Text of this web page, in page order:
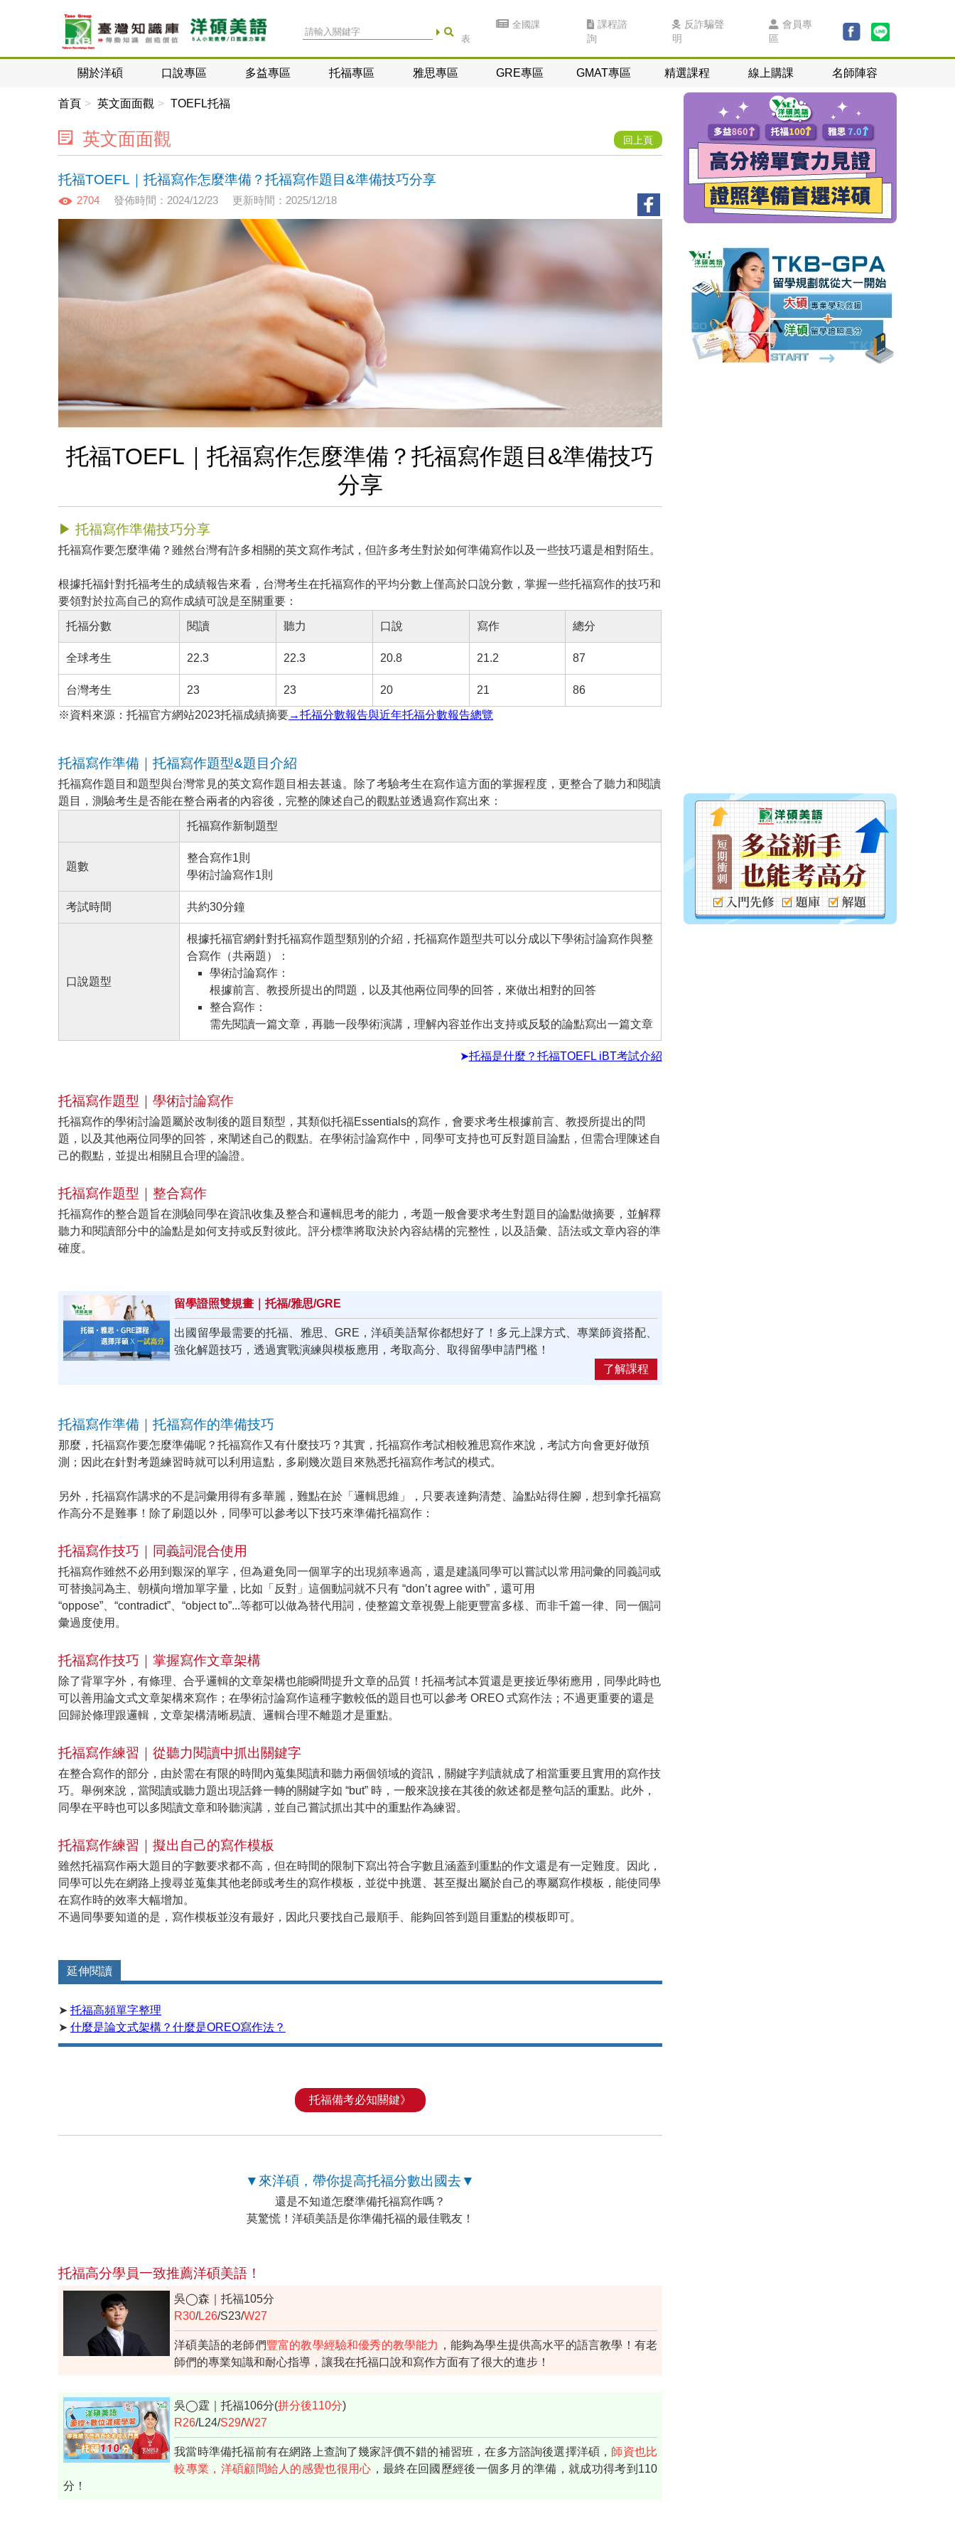
全國課
表
課程諮
詢
反詐騙聲
明
會員專
區
關於洋碩 口說專區 多益專區 托福專區 雅思專區 GRE專區 GMAT專區 精選課程 線上購課 名師陣容
首頁 英文面面觀 TOEFL托福
英文面面觀 回上頁
托福TOEFL｜托福寫作怎麼準備？托福寫作題目&準備技巧分享
2704 發佈時間：2024/12/23 更新時間：2025/12/18
托福TOEFL｜托福寫作怎麼準備？托福寫作題目&準備技巧
分享
▶ 托福寫作準備技巧分享
托福寫作要怎麼準備？雖然台灣有許多相關的英文寫作考試，但許多考生對於如何準備寫作以及一些技巧還是相對陌生。
根據托福針對托福考生的成績報告來看，台灣考生在托福寫作的平均分數上僅高於口說分數，掌握一些托福寫作的技巧和
要領對於拉高自己的寫作成績可說是至關重要：
托福分數 閱讀 聽力 口說 寫作 總分
全球考生 22.3 22.3 20.8 21.2 87
台灣考生 23 23 20 21 86
※資料來源：托福官方網站2023托福成績摘要→托福分數報告與近年托福分數報告總覽
托福寫作準備｜托福寫作題型&題目介紹
托福寫作題目和題型與台灣常見的英文寫作題目相去甚遠。除了考驗考生在寫作這方面的掌握程度，更整合了聽力和閱讀
題目，測驗考生是否能在整合兩者的內容後，完整的陳述自己的觀點並透過寫作寫出來：
托福寫作新制題型
題數
整合寫作1則
學術討論寫作1則
考試時間 共約30分鐘
口說題型
根據托福官網針對托福寫作題型類別的介紹，托福寫作題型共可以分成以下學術討論寫作與整
合寫作（共兩題）：
學術討論寫作：
根據前言、教授所提出的問題，以及其他兩位同學的回答，來做出相對的回答
整合寫作：
需先閱讀一篇文章，再聽一段學術演講，理解內容並作出支持或反駁的論點寫出一篇文章
➤托福是什麼？托福TOEFL iBT考試介紹
托福寫作題型｜學術討論寫作
托福寫作的學術討論題屬於改制後的題目類型，其類似托福Essentials的寫作，會要求考生根據前言、教授所提出的問
題，以及其他兩位同學的回答，來闡述自己的觀點。在學術討論寫作中，同學可支持也可反對題目論點，但需合理陳述自
己的觀點，並提出相關且合理的論證。
托福寫作題型｜整合寫作
托福寫作的整合題旨在測驗同學在資訊收集及整合和邏輯思考的能力，考題一般會要求考生對題目的論點做摘要，並解釋
聽力和閱讀部分中的論點是如何支持或反對彼此。評分標準將取決於內容結構的完整性，以及語彙、語法或文章內容的準
確度。
留學證照雙規畫｜托福/雅思/GRE
出國留學最需要的托福、雅思、GRE，洋碩美語幫你都想好了！多元上課方式、專業師資搭配、
強化解題技巧，透過實戰演練與模板應用，考取高分、取得留學申請門檻！
了解課程
托福寫作準備｜托福寫作的準備技巧
那麼，托福寫作要怎麼準備呢？托福寫作又有什麼技巧？其實，托福寫作考試相較雅思寫作來說，考試方向會更好做預
測；因此在針對考題練習時就可以利用這點，多刷幾次題目來熟悉托福寫作考試的模式。
另外，托福寫作講求的不是詞彙用得有多華麗，難點在於「邏輯思維」，只要表達夠清楚、論點站得住腳，想到拿托福寫
作高分不是難事！除了刷題以外，同學可以參考以下技巧來準備托福寫作：
托福寫作技巧｜同義詞混合使用
托福寫作雖然不必用到艱深的單字，但為避免同一個單字的出現頻率過高，還是建議同學可以嘗試以常用詞彙的同義詞或
可替換詞為主、朝橫向增加單字量，比如「反對」這個動詞就不只有 “don’t agree with”，還可用
“oppose”、“contradict”、“object to”...等都可以做為替代用詞，使整篇文章視覺上能更豐富多樣、而非千篇一律、同一個詞
彙過度使用。
托福寫作技巧｜掌握寫作文章架構
除了背單字外，有條理、合乎邏輯的文章架構也能瞬間提升文章的品質！托福考試本質還是更接近學術應用，同學此時也
可以善用論文式文章架構來寫作；在學術討論寫作這種字數較低的題目也可以參考 OREO 式寫作法；不過更重要的還是
回歸於條理跟邏輯，文章架構清晰易讀、邏輯合理不離題才是重點。
托福寫作練習｜從聽力閱讀中抓出關鍵字
在整合寫作的部分，由於需在有限的時間內蒐集閱讀和聽力兩個領域的資訊，關鍵字判讀就成了相當重要且實用的寫作技
巧。舉例來說，當閱讀或聽力題出現話鋒一轉的關鍵字如 “but” 時，一般來說接在其後的敘述都是整句話的重點。此外，
同學在平時也可以多閱讀文章和聆聽演講，並自己嘗試抓出其中的重點作為練習。
托福寫作練習｜擬出自己的寫作模板
雖然托福寫作兩大題目的字數要求都不高，但在時間的限制下寫出符合字數且涵蓋到重點的作文還是有一定難度。因此，
同學可以先在網路上搜尋並蒐集其他老師或考生的寫作模板，並從中挑選、甚至擬出屬於自己的專屬寫作模板，能使同學
在寫作時的效率大幅增加。
不過同學要知道的是，寫作模板並沒有最好，因此只要找自己最順手、能夠回答到題目重點的模板即可。
延伸閱讀
➤ 托福高頻單字整理
➤ 什麼是論文式架構？什麼是OREO寫作法？
托福備考必知關鍵》
▼來洋碩，帶你提高托福分數出國去▼
還是不知道怎麼準備托福寫作嗎？
莫驚慌！洋碩美語是你準備托福的最佳戰友！
托福高分學員一致推薦洋碩美語！
吳◯森｜托福105分
R30/L26/S23/W27
洋碩美語的老師們豐富的教學經驗和優秀的教學能力 ，能夠為學生提供高水平的語言教學！有老
師們的專業知識和耐心指導，讓我在托福口說和寫作方面有了很大的進步！
吳◯霆｜托福106分(拼分後110分)
R26/L24/S29/W27
我當時準備托福前有在網路上查詢了幾家評價不錯的補習班，在多方諮詢後選擇洋碩， 師資也比
較專業，洋碩顧問給人的感覺也很用心 ，最終在回國歷經後一個多月的準備，就成功得考到110
分！